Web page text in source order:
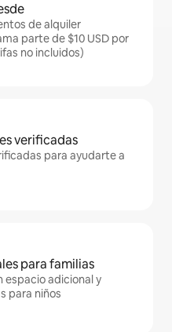
de alquiler
parte de $10 USD por
no incluidos)
verificadas
para ayudarte a
para familias
espacio adicional y
para niños